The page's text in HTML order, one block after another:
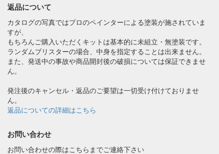
返品について
カタログの写真ではプロのペインターによる塗装が施されていま
すが、
もちろんご購入いただくキットは基本的に未組立・無塗装です。
ランダムブリスターの場合、中身を指定することは出来ません。
また、発送中の事故や商品開封後の破損については保証できませ
ん。
発注後のキャンセル・返品のご要望は一切受け付けておりませ
ん。
返品についての詳細はこちら
お問い合わせ
お問い合わせの際はこちらまでご連絡下さい